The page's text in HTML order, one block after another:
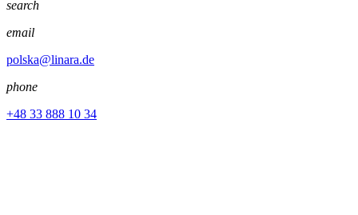
search
email
polska@linara.de
phone
+48 33 888 10 34